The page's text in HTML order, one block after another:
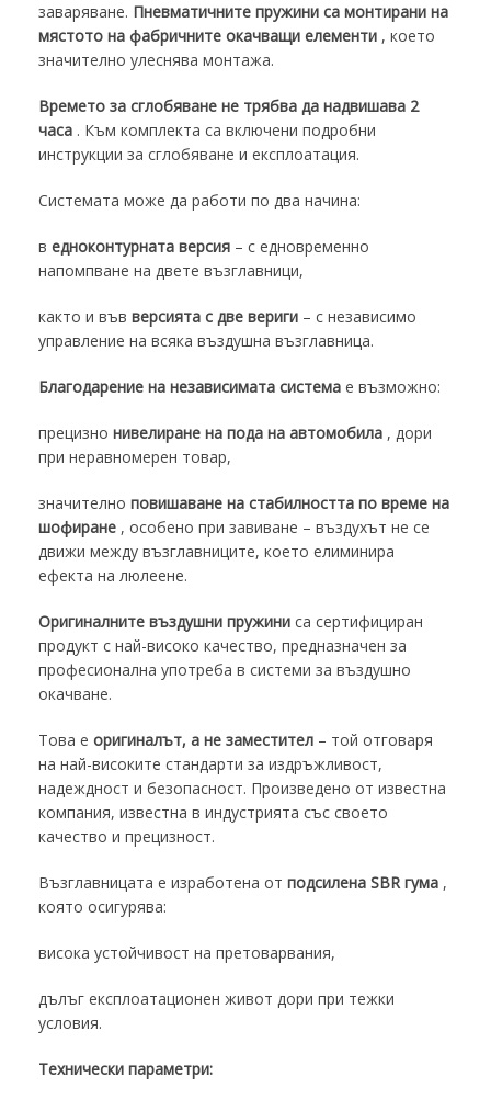
заваряване. Пневматичните пружини са монтирани на
мястото на фабричните окачващи елементи , което
значително улеснява монтажа.
Времето за сглобяване не трябва да надвишава 2
часа . Към комплекта са включени подробни
инструкции за сглобяване и експлоатация.
Системата може да работи по два начина:
в едноконтурната версия – с едновременно
напомпване на двете възглавници,
както и във версията с две вериги – с независимо
управление на всяка въздушна възглавница.
Благодарение на независимата система е възможно:
прецизно нивелиране на пода на автомобила , дори
при неравномерен товар,
значително повишаване на стабилността по време на
шофиране , особено при завиване – въздухът не се
движи между възглавниците, което елиминира
ефекта на люлеене.
Оригиналните въздушни пружини са сертифициран
продукт с най-високо качество, предназначен за
професионална употреба в системи за въздушно
окачване.
Това е оригиналът, а не заместител – той отговаря
на най-високите стандарти за издръжливост,
надеждност и безопасност. Произведено от известна
компания, известна в индустрията със своето
качество и прецизност.
Възглавницата е изработена от подсилена SBR гума ,
която осигурява:
висока устойчивост на претоварвания,
дълъг експлоатационен живот дори при тежки
условия.
Технически параметри: